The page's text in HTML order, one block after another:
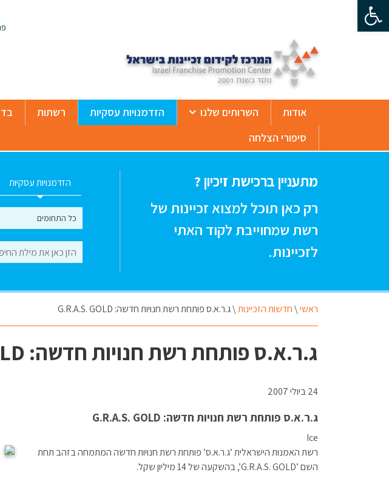
פתח סרגל נגישות
אודות השרותים שלנו הזדמנויות עסקיות רשתות
סיפורי הצלחה
מתעניין ברכישת זיכיון ?
רק כאן תוכל למצוא זכיינות של
רשת שמחוייבת לקוד האתי
לזכיינות.
הזדמנויות עסקיות
ראשי\חדשות הזכיינות\ג.ר.א.ס פותחת רשת חנויות חדשה: G.R.A.S. GOLD
ג.ר.א.ס פותחת רשת חנויות חדשה: G.R.A.S. GOLD
24 ביולי 2007
ג.ר.א.ס פותחת רשת חנויות חדשה: G.R.A.S. GOLD
Ice
רשת האמנות הישראלית ’ג.ר.א.ס’ פותחת רשת חנויות חדשה המתמחה בזהב תחת
השם ’G.R.A.S. GOLD’, בהשקעה של 14 מיליון שקל.